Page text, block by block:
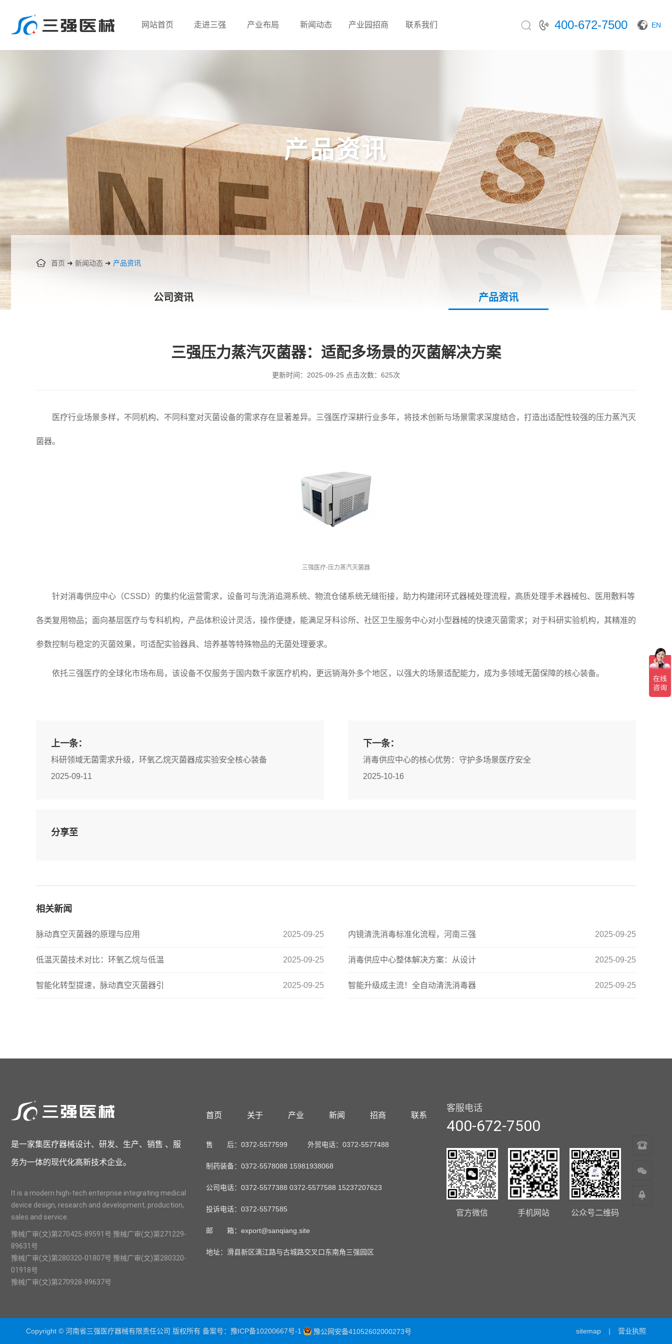
EN
400-672-7500
网站首页 走进三强 产业布局 新闻动态 产业园招商 联系我们
产品资讯
首页 ➜ 新闻动态 ➜ 产品资讯
公司资讯 产品资讯
三强压力蒸汽灭菌器：适配多场景的灭菌解决方案
更新时间： 2025-09-25 点击次数： 625次
医疗行业场景多样，不同机构、不同科室对灭菌设备的需求存在显著差异。三强医疗深耕行业多年，将技术创新与场景需求深度结合，打造出适配性较强的压力蒸汽灭
菌器。
三强医疗-压力蒸汽灭菌器
针对消毒供应中心（CSSD）的集约化运营需求，设备可与洗消追溯系统、物流仓储系统无缝衔接，助力构建闭环式器械处理流程，高质处理手术器械包、医用敷料等
各类复用物品；面向基层医疗与专科机构，产品体积设计灵活，操作便捷，能满足牙科诊所、社区卫生服务中心对小型器械的快速灭菌需求；对于科研实验机构，其精准的
参数控制与稳定的灭菌效果，可适配实验器具、培养基等特殊物品的无菌处理要求。
依托三强医疗的全球化市场布局，该设备不仅服务于国内数千家医疗机构，更远销海外多个地区，以强大的场景适配能力，成为多领域无菌保障的核心装备。
上一条：
科研领域无菌需求升级，环氧乙烷灭菌器成实验安全核心装备
2025-09-11
下一条：
消毒供应中心的核心优势：守护多场景医疗安全
2025-10-16
分享至
相关新闻
2025-09-25
脉动真空灭菌器的原理与应用 2025-09-25
内镜清洗消毒标准化流程，河南三强
2025-09-25
低温灭菌技术对比：环氧乙烷与低温 2025-09-25
消毒供应中心整体解决方案：从设计
2025-09-25
智能化转型提速，脉动真空灭菌器引 2025-09-25
智能升级成主流！全自动清洗消毒器
是一家集医疗器械设计、研发、生产、销售 、服
务为一体的现代化高新技术企业。
It is a modern high-tech enterprise integrating medical
device design, research and development, production,
sales and service.
豫械广审(文)第270425-89591号 豫械广审(文)第271229-
89631号
豫械广审(文)第280320-01807号 豫械广审(文)第280320-
01918号
豫械广审(文)第270928-89637号
首页 关于 产业 新闻 招商 联系
售 后：0372-5577599 外贸电话：0372-5577488
制药装备：0372-5578088 15981938068
公司电话：0372-5577388 0372-5577588 15237207623
投诉电话：0372-5577585
邮 箱：export@sanqiang.site
地址：滑县新区漓江路与古城路交叉口东南角三强园区
客服电话
400-672-7500
官方微信 手机网站 公众号二维码
Copyright © 河南省三强医疗器械有限责任公司 版权所有 备案号： 豫ICP备10200667号-1 sitemap | 营业执照
豫公网安备41052602000273号
400-
7500
返